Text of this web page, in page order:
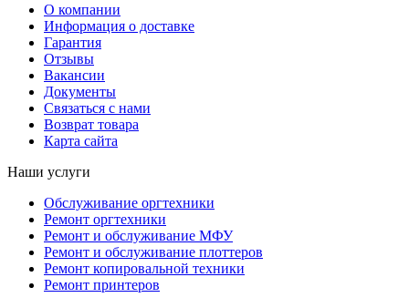
О компании
Информация о доставке
Гарантия
Отзывы
Вакансии
Документы
Связаться с нами
Возврат товара
Карта сайта
Наши услуги
Обслуживание оргтехники
Ремонт оргтехники
Ремонт и обслуживание МФУ
Ремонт и обслуживание плоттеров
Ремонт копировальной техники
Ремонт принтеров